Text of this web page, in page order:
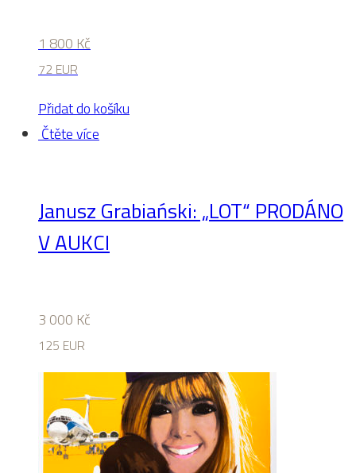
1 800Kč
72 EUR
Přidat do košíku
Čtěte více
Janusz Grabiański: „LOT“ PRODÁNO
V AUKCI
3 000 Kč
125 EUR